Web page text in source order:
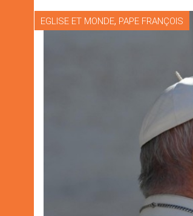
EGLISE ET MONDE, PAPE FRANÇOIS